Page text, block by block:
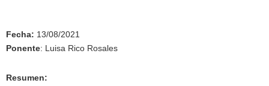
Fecha: 13/08/2021
Ponente: Luisa Rico Rosales
Resumen: